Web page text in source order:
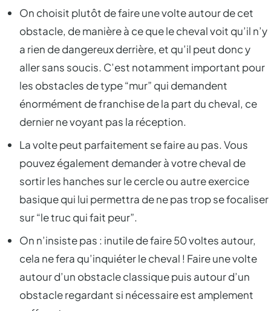
On choisit plutôt de faire une volte autour de cet
obstacle, de manière à ce que le cheval voit qu’il n’y
a rien de dangereux derrière, et qu’il peut donc y
aller sans soucis. C’est notamment important pour
les obstacles de type “mur” qui demandent
énormément de franchise de la part du cheval, ce
dernier ne voyant pas la réception.
La volte peut parfaitement se faire au pas. Vous
pouvez également demander à votre cheval de
sortir les hanches sur le cercle ou autre exercice
basique qui lui permettra de ne pas trop se focaliser
sur “le truc qui fait peur”.
On n’insiste pas : inutile de faire 50 voltes autour,
cela ne fera qu’inquiéter le cheval ! Faire une volte
autour d’un obstacle classique puis autour d’un
obstacle regardant si nécessaire est amplement